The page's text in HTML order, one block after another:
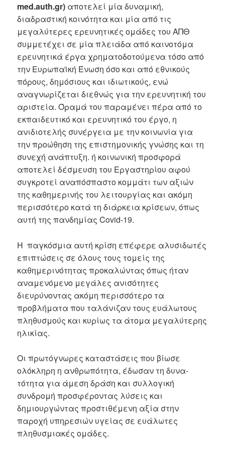
med.auth.gr) αποτελεί μία δυναμική,
διαδραστική κοινότητα και μία από τις
μεγαλύτερες ερευνητικές ομάδες του ΑΠΘ
συμμετέχει σε μία πλειάδα από καινοτόμα
ερευνητικά έργα χρηματοδοτούμενα τόσο από
την Ευρωπαϊκή Ένωση όσο και από εθνικούς
πόρους, δημόσιους και ιδιωτικούς, ενώ
αναγνωρίζεται διεθνώς για την ερευνητική του
αριστεία. Όραμά του παραμένει πέρα από το
εκπαιδευτικό και ερευνητικό του έργο, η
ανιδιοτελής συνέργεια με την κοινωνία για
την προώθηση της επιστημονικής γνώσης και τη
συνεχή ανάπτυξη. ή κοινωνική προσφορά
αποτελεί δέσμευση του Εργαστηρίου αφού
συγκροτεί αναπόσπαστο κομμάτι των αξιών
της καθημερινής του λειτουργίας και ακόμη
περισσότερο κατά τη διάρκεια κρίσεων, όπως
αυτή της πανδημίας Covid-19.
Η παγκόσμια αυτή κρίση επέφερε αλυσιδωτές
επιπτώσεις σε όλους τους τομείς της
καθημερινότητας προκαλώντας όπως ήταν
αναμενόμενο μεγάλες ανισότητες
διευρύνοντας ακόμη περισσότερο τα
προβλήματα που ταλάνιζαν τους ευάλωτους
πληθυσμούς και κυρίως τα άτομα μεγαλύτερης
ηλικίας.
Οι πρωτόγνωρες καταστάσεις που βίωσε
ολόκληρη η ανθρωπότητα, έδωσαν τη δυνα-
τότητα για άμεση δράση και συλλογική
συνδρομή προσφέροντας λύσεις και
δημιουργώντας προστιθέμενη αξία στην
παροχή υπηρεσιών υγείας σε ευάλωτες
πληθυσμιακές ομάδες.